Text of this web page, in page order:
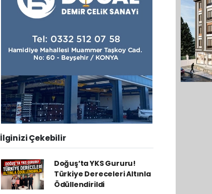
İlginizi Çekebilir
Doğuş’ta YKS Gururu!
Türkiye Dereceleri Altınla
Ödüllendirildi